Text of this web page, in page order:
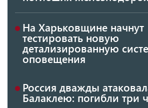
На Харьковщине начнут
тестировать новую
детализированную
оповещения
Россия дважды
Балаклею: погибли три